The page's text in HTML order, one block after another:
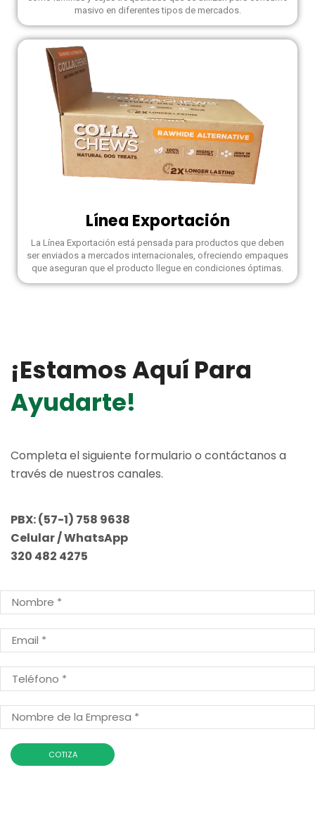
masivo en diferentes tipos de mercados.
Línea Exportación
La Línea Exportación está pensada para productos que deben
ser enviados a mercados internacionales, ofreciendo empaques
que aseguran que el producto llegue en condiciones óptimas.
¡estamos Aquí Para
Ayudarte!
Completa el siguiente formulario o contáctanos a
través de nuestros canales.
PBX:(57-1) 758 9638
Celular / WhatsApp
320 482 4275